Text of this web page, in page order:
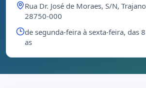
Rua Dr. José de Moraes, S/N,
28750-000
de segunda-feira à sexta-feira, das
as